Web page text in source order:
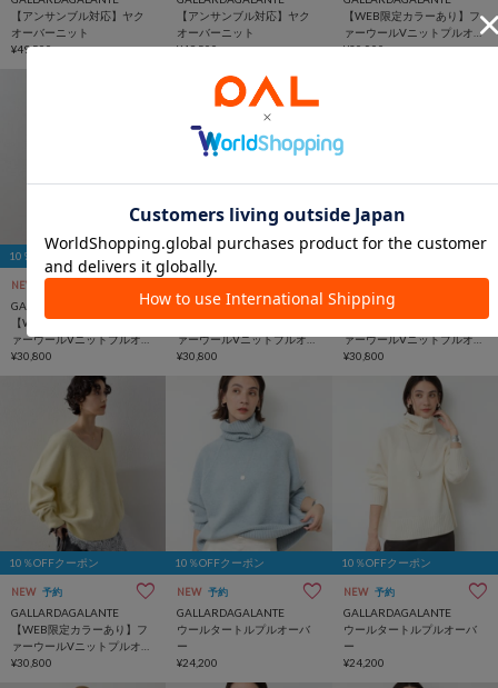
【アンサンブル対応】ヤク
オーバーニット
¥49,500
【アンサンブル対応】ヤク
オーバーニット
¥49,500
【WEB限定カラーあり】フ
ァーウールVニットプルオー
バー
¥30,800
10％OFFクーポン
NEW 予約
GALLARDAGALANTE
【WEB限定カラーあり】フ
ァーウールVニットプルオー
バー
¥30,800
10％OFFクーポン
GALLARDAGALANTE
【WEB限定カラーあり】フ
ァーウールVニットプルオー
バー
¥30,800
GALLARDAGALANTE
【WEB限定カラーあり】フ
ァーウールVニットプルオー
バー
¥30,800
10％OFFクーポン
NEW 予約
GALLARDAGALANTE
【WEB限定カラーあり】フ
ァーウールVニットプルオー
バー
¥30,800
10％OFFクーポン
NEW 予約
GALLARDAGALANTE
ウールタートルプルオーバ
ー
¥24,200
10％OFFクーポン
NEW 予約
GALLARDAGALANTE
ウールタートルプルオーバ
ー
¥24,200